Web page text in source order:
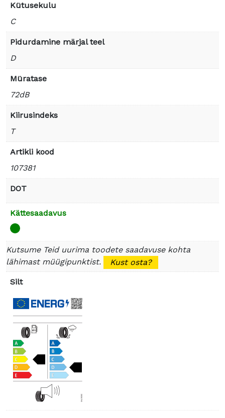
Kütusekulu
C
Pidurdamine märjal teel
D
Müratase
72dB
Kiirusindeks
T
Artikli kood
107381
DOT
Kättesaadavus
Kutsume Teid uurima toodete saadavuse kohta
lähimast müügipunktist.
Kust osta?
Silt